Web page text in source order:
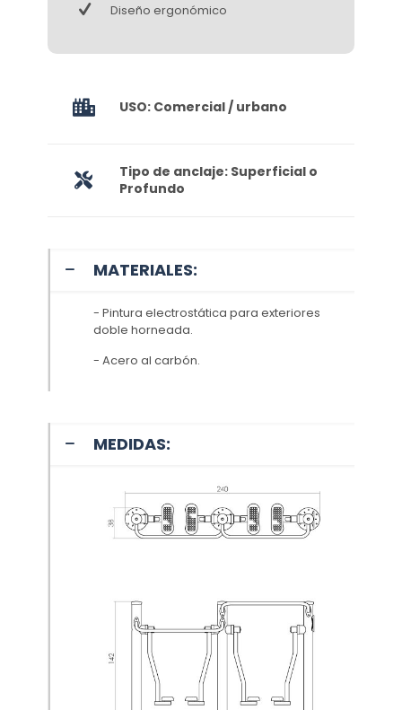
Diseño ergonómico
USO: Comercial / urbano
Tipo de anclaje: Superficial o
Profundo
MATERIALES:
- Pintura electrostática para exteriores
doble horneada.
- Acero al carbón.
MEDIDAS: